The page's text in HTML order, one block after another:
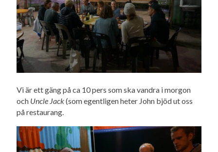
Vi är ett gäng på ca 10 pers som ska vandra i morgon
och Uncle Jack(som egentligen heter John bjöd ut oss
på restaurang.